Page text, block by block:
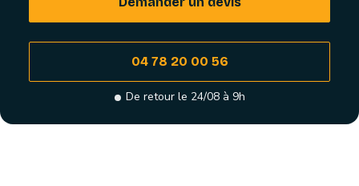
04 78 20 00 56
De retour le 24/08 à 9h